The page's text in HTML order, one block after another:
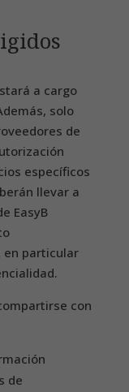
a cargo
solo
de
específicos
llevar a
EasyB
en particular
con
de